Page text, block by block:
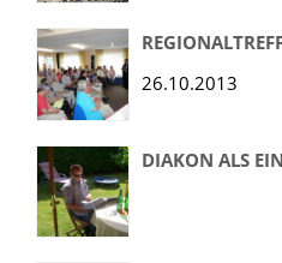
26.10.2013
DIAKON ALS